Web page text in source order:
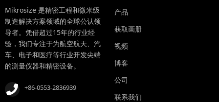
Mikrosize 是精密工程和微米级
制造解决方案领域的全球公认领
导者。凭借超过15年的行业经
验，我们专注于为航空航天、汽
车、电子和医疗等行业开发尖端
的测量仪器和精密设备。
+86-0553-2836939
产品
获取画册
视频
博客
公司
联系我们